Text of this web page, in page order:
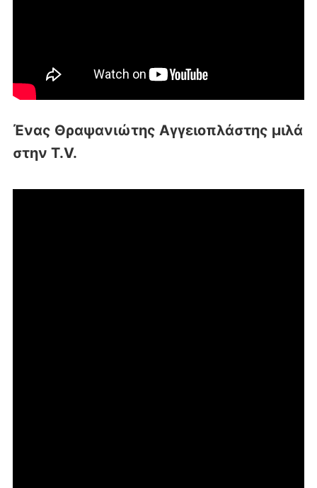
Ένας Θραψανιώτης Αγγειοπλάστης μιλά
στην T.V.